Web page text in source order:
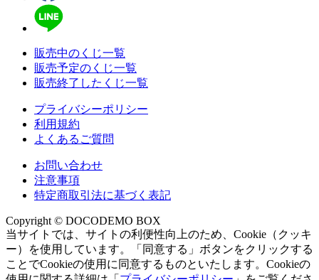
販売中のくじ一覧
販売予定のくじ一覧
販売終了したくじ一覧
プライバシーポリシー
利用規約
よくあるご質問
お問い合わせ
注意事項
特定商取引法に基づく表記
Copyright © DOCODEMO BOX
当サイトでは、サイトの利便性向上のため、Cookie（クッキ
ー）を使用しています。「同意する」ボタンをクリックする
ことでCookieの使用に同意するものといたします。Cookieの